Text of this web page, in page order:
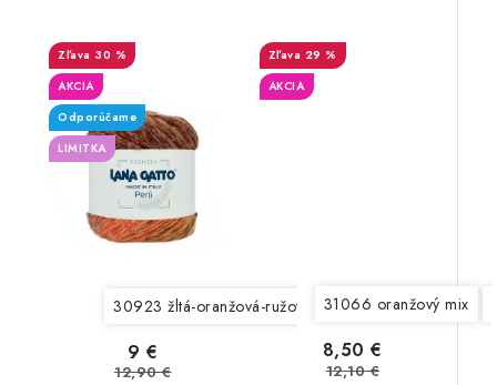
30 %
AKCIA
Odporúčame
LIMITKA
30923 žltá-oranžová-ružová 30924 staroružová-
9 €
12,90 €
29 %
AKCIA
31066 oranžový mix
8,50 €
12,10 €